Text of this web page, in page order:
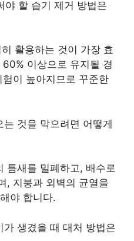
야 할 습기 제거 방법은
활용하는 것이 가장 효
이상으로 유지될 경
이 높아지므로 꾸준한
것을 막으려면 어떻게
틈새를 밀폐하고, 배수로
, 지붕과 외벽의 균열을
야 합니다.
가 생겼을 때 대처 방법은